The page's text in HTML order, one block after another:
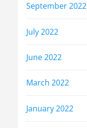
September 2022
July 2022
June 2022
March 2022
January 2022